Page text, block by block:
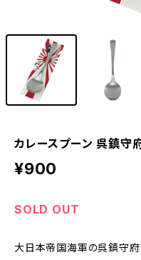
カレースプーン 呉鎮守
¥900
SOLD OUT
大日本帝国海軍の呉鎮守府